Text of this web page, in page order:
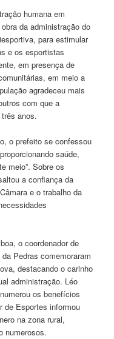
humana em
da administração do
para estimular
e os esportistas
em presença de
em meio a
agradeceu mais
com que a
anos.
o prefeito se confessou
saúde,
meio”. Sobre os
a confiança da
e o trabalho da
o coordenador de
Pedras comemoraram
destacando o carinho
administração. Léo
os benefícios
de Esportes informou
na zona rural,
numerosos.